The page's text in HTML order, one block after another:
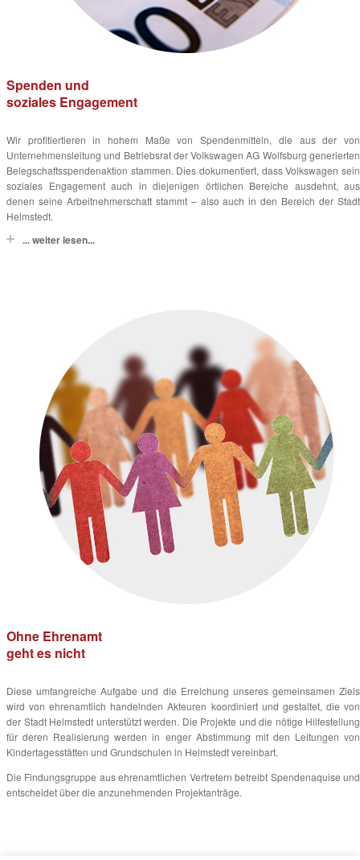
Spenden und
soziales Engagement
Wir profitiertieren in hohem Maße von Spendenmitteln, die aus der von
Unternehmensleitung und Betriebsrat der Volkswagen AG Wolfsburg generierten
Belegschaftsspendenaktion stammen. Dies dokumentiert, dass Volkswagen sein
soziales Engagement auch in diejenigen örtlichen Bereiche ausdehnt, aus
denen seine Arbeitnehmerschaft stammt – also auch in den Bereich der Stadt
Helmstedt.
... weiter lesen...
Ohne Ehrenamt
geht es nicht
Diese umfangreiche Aufgabe und die Erreichung unseres gemeinsamen Ziels
wird von ehrenamtlich handelnden Akteuren koordiniert und gestaltet, die von
der Stadt Helmstedt unterstützt werden. Die Projekte und die nötige Hilfestellung
für deren Realisierung werden in enger Abstimmung mit den Leitungen von
Kindertagesstätten und Grundschulen in Helmstedt vereinbart.
Die Findungsgruppe aus ehrenamtlichen Vertretern betreibt Spendenaquise und
entscheidet über die anzunehmenden Projektanträge.